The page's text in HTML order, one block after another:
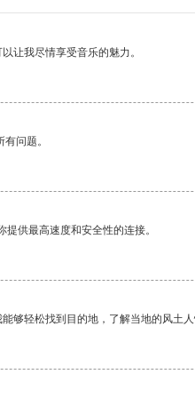
让我尽情享受音乐的魅力。
问题。
供最高速度和安全性的连接。
够轻松找到目的地，了解当地的风土